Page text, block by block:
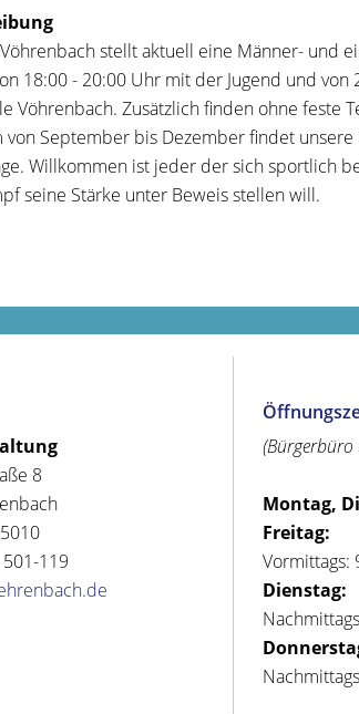
Vöhrenbach stellt aktuell eine Männer- und
18:00 - 20:00 Uhr mit der Jugend und
Vöhrenbach. Zusätzlich finden ohne feste
von September bis Dezember findet
Willkommen ist jeder der sich sportlich
seine Stärke unter Beweis stellen will.
8
119
Montag,
Freitag:
Vormittags:
Dienstag: